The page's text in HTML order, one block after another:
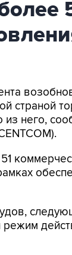
страной
из него,